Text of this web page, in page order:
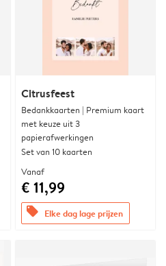
Citrusfeest
Bedankkaarten | Premium kaart
met keuze uit 3
papierafwerkingen
Set van 10 kaarten
Vanaf
€ 11,99
offers Elke dag lage prijzen